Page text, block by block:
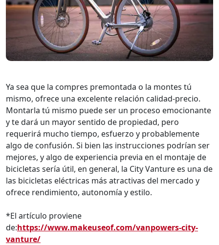
Ya sea que la compres premontada o la montes tú
mismo, ofrece una excelente relación calidad-precio.
Montarla tú mismo puede ser un proceso emocionante
y te dará un mayor sentido de propiedad, pero
requerirá mucho tiempo, esfuerzo y probablemente
algo de confusión. Si bien las instrucciones podrían ser
mejores, y algo de experiencia previa en el montaje de
bicicletas sería útil, en general, la City Vanture es una de
las bicicletas eléctricas más atractivas del mercado y
ofrece rendimiento, autonomía y estilo.
*El artículo proviene
de:https://www.makeuseof.com/vanpowers-city-
vanture/